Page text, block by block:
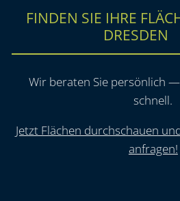
FINDEN SIE IHRE
DRESDEN
Wir beraten Sie persönlich
schnell.
Jetzt Flächen durchschauen
anfragen!